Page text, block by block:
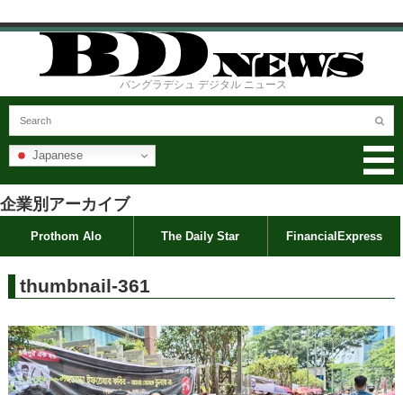
バングラデシュ デジタル ニュース
Japanese
企業別アーカイブ
Prothom Alo The Daily Star FinancialExpress
thumbnail-361